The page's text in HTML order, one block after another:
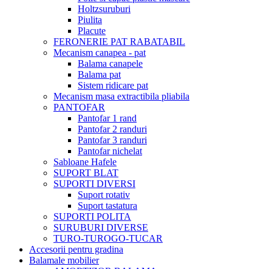
Holtzsuruburi
Piulita
Placute
FERONERIE PAT RABATABIL
Mecanism canapea - pat
Balama canapele
Balama pat
Sistem ridicare pat
Mecanism masa extractibila pliabila
PANTOFAR
Pantofar 1 rand
Pantofar 2 randuri
Pantofar 3 randuri
Pantofar nichelat
Sabloane Hafele
SUPORT BLAT
SUPORTI DIVERSI
Suport rotativ
Suport tastatura
SUPORTI POLITA
SURUBURI DIVERSE
TURO-TUROGO-TUCAR
Accesorii pentru gradina
Balamale mobilier